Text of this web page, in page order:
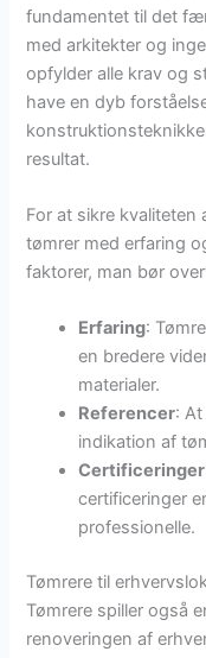
fundamentet til det
med arkitekter og
opfylder alle krav og
have en dyb
resultat.
For at sikre
tømrer med erfaring
faktorer, man bør
Erfaring:
en bredere
materialer.
Referencer:
indikation af
Certificeringer
certificeringer
professionelle.
Tømrere til
Tømrere spiller også
renoveringen af